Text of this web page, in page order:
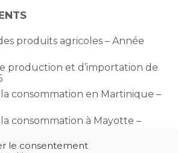
le consentement
produits agricoles – Année
production et d’importation de
consommation en Martinique –
consommation à Mayotte –
affaires dans le BTP – Année